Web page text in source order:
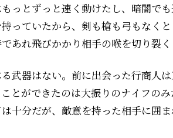
っとずっと速く動けたし、暗闇で
っていたから、剣も槍も弓もなく
あれ飛びかかり相手の喉を切り裂く
武器はない。前に出会った行商人
とができたのは大振りのナイフの
十分だが、敵意を持った相手に囲